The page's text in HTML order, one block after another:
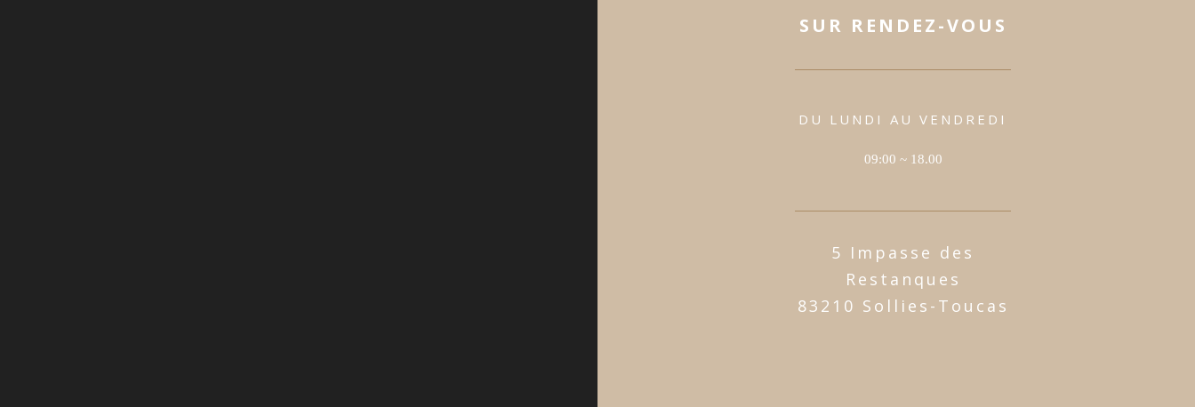
SUR RENDEZ-VOUS
DU LUNDI AU VENDREDI
09:00 ~ 18.00
5 Impasse des
Restanques
83210 Sollies-Toucas